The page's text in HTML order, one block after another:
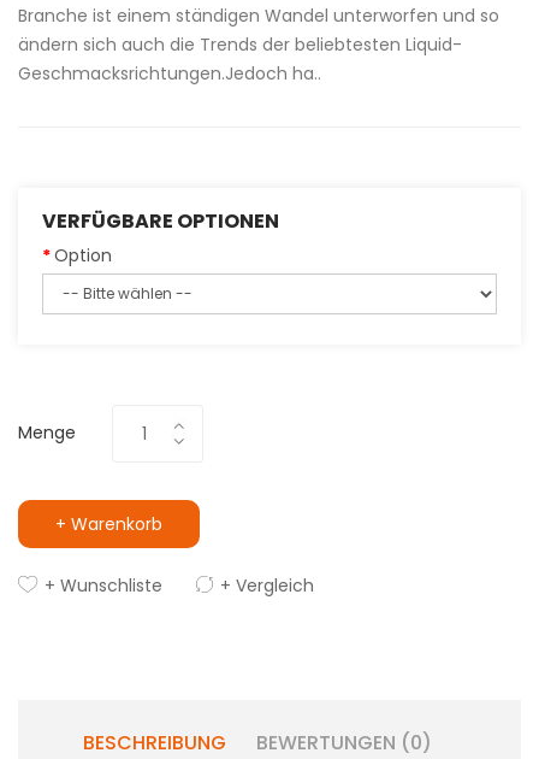
Branche ist einem ständigen Wandel unterworfen und so
ändern sich auch die Trends der beliebtesten Liquid-
Geschmacksrichtungen.Jedoch ha..
VERFÜGBARE OPTIONEN
Option
Menge
+ Warenkorb
+ Wunschliste + Vergleich
BESCHREIBUNG BEWERTUNGEN (0)